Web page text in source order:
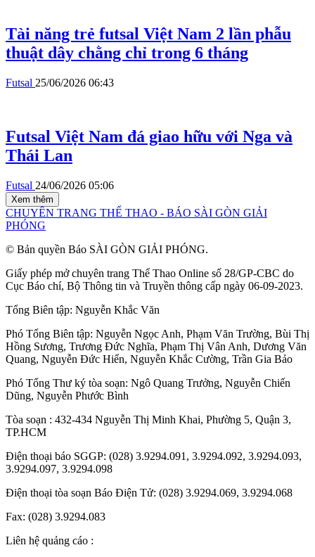
Tài năng trẻ futsal Việt Nam 2 lần phẫu
thuật dây chằng chỉ trong 6 tháng
Futsal 25/06/2026 06:43
Futsal Việt Nam đá giao hữu với Nga và
Thái Lan
Futsal 24/06/2026 05:06
Xem thêm
CHUYÊN TRANG THỂ THAO - BÁO SÀI GÒN GIẢI
PHÓNG
© Bản quyền Báo SÀI GÒN GIẢI PHÓNG.
Giấy phép mở chuyên trang Thể Thao Online số 28/GP-CBC do
Cục Báo chí, Bộ Thông tin và Truyền thông cấp ngày 06-09-2023.
Tổng Biên tập: Nguyễn Khắc Văn
Phó Tổng Biên tập: Nguyễn Ngọc Anh, Phạm Văn Trường, Bùi Thị
Hồng Sương, Trương Đức Nghĩa, Phạm Thị Vân Anh, Dương Văn
Quang, Nguyễn Đức Hiển, Nguyễn Khắc Cường, Trần Gia Bảo
Phó Tổng Thư ký tòa soạn: Ngô Quang Trưởng, Nguyễn Chiến
Dũng, Nguyễn Phước Bình
Tòa soạn : 432-434 Nguyễn Thị Minh Khai, Phường 5, Quận 3,
TP.HCM
Điện thoại báo SGGP: (028) 3.9294.091, 3.9294.092, 3.9294.093,
3.9294.097, 3.9294.098
Điện thoại tòa soạn Báo Điện Tử: (028) 3.9294.069, 3.9294.068
Fax: (028) 3.9294.083
Liên hệ quảng cáo :